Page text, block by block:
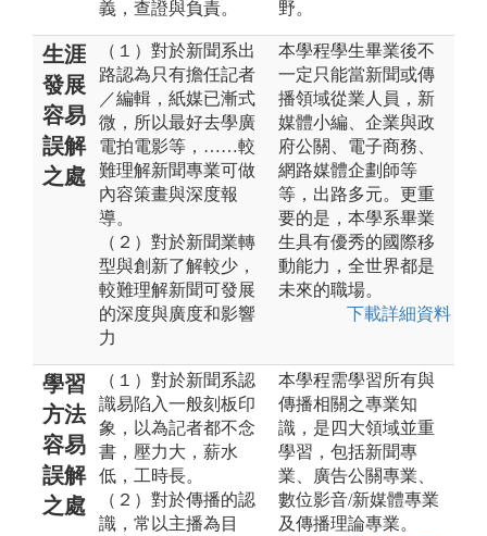
義，查證與負責。
野。
生涯
發展
容易
誤解
之處
（１）對於新聞系出
路認為只有擔任記者
／編輯，紙媒已漸式
微，所以最好去學廣
電拍電影等，……較
難理解新聞專業可做
內容策畫與深度報
導。
（２）對於新聞業轉
型與創新了解較少，
較難理解新聞可發展
的深度與廣度和影響
力
本學程學生畢業後不
一定只能當新聞或傳
播領域從業人員，新
媒體小編、企業與政
府公關、電子商務、
網路媒體企劃師等
等，出路多元。更重
要的是，本學系畢業
生具有優秀的國際移
動能力，全世界都是
未來的職場。
下載詳細資料
學習
方法
容易
誤解
之處
（１）對於新聞系認
識易陷入一般刻板印
象，以為記者都不念
書，壓力大，薪水
低，工時長。
（２）對於傳播的認
識，常以主播為目
本學程需學習所有與
傳播相關之專業知
識，是四大領域並重
學習，包括新聞專
業、廣告公關專業、
數位影音/新媒體專業
及傳播理論專業。